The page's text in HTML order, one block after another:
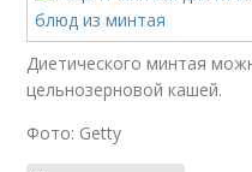
Диетического минтая
цельнозерновой кашей.
Фото: Getty